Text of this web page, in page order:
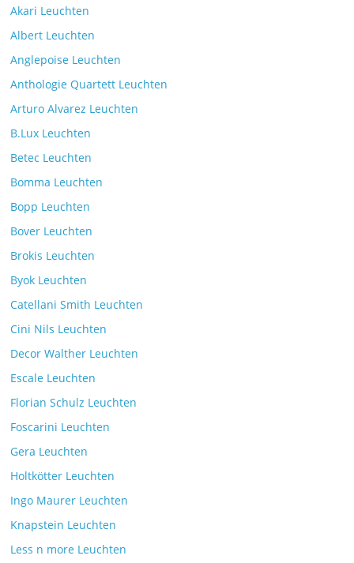
7. Juli 2025
Herstellers Brokis
26. Juli 2025
Akari Leuchten
Albert Leuchten
Anglepoise Leuchten
Anthologie Quartett Leuchten
Arturo Alvarez Leuchten
B.Lux Leuchten
Betec Leuchten
Bomma Leuchten
Bopp Leuchten
Bover Leuchten
Brokis Leuchten
Byok Leuchten
Catellani Smith Leuchten
Cini Nils Leuchten
Decor Walther Leuchten
Escale Leuchten
Florian Schulz Leuchten
Foscarini Leuchten
Gera Leuchten
Holtkötter Leuchten
Ingo Maurer Leuchten
Knapstein Leuchten
Less n more Leuchten